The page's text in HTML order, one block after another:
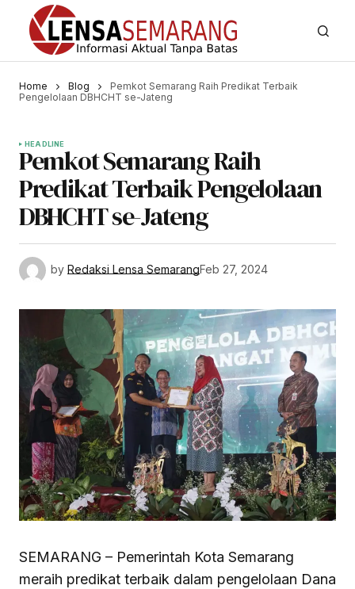
Home Blog
Pemkot Semarang Raih Predikat Terbaik
Pengelolaan DBHCHT se-Jateng
HEADLINE
Pemkot Semarang Raih
Predikat Terbaik Pengelolaan
DBHCHT se-Jateng
by Redaksi Lensa SemarangFeb 27, 2024
SEMARANG – Pemerintah Kota Semarang
meraih predikat terbaik dalam pengelolaan Dana